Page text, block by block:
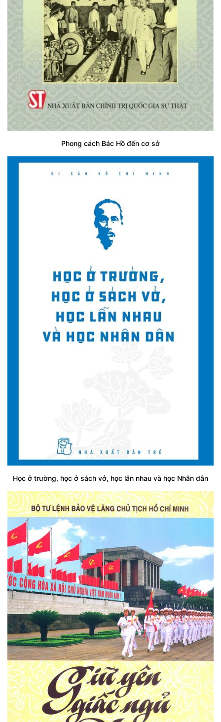
Phong cách Bác Hồ đến cơ sở
Học ở trường, học ở sách vở, học lẫn nhau và học Nhân dân